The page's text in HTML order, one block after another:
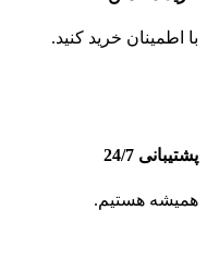
با اطمینان خرید کنید.
پشتیبانی 24/7
همیشه هستیم.